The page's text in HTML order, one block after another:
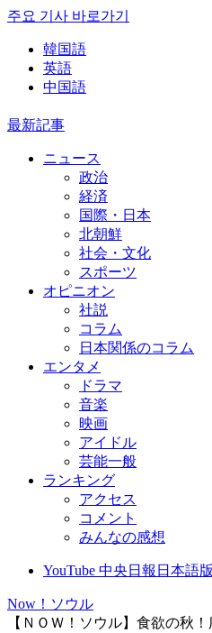
주요 기사 바로가기
韓国語
英語
中国語
最新記事
ニュース
政治
経済
国際・日本
北朝鮮
社会・文化
スポーツ
オピニオン
社説
コラム
日本関係のコラム
エンタメ
ドラマ
音楽
映画
アイドル
芸能一般
ランキング
アクセス
コメント
みんなの感想
YouTube 中央日報日本語版
Now！ソウル
【ＮＯＷ！ソウル】食欲の秋